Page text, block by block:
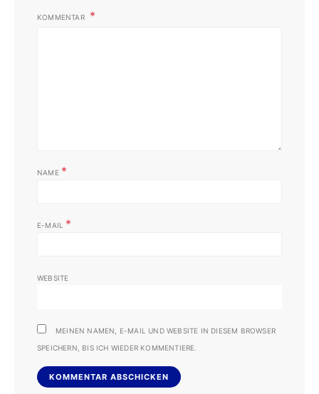
KOMMENTAR
NAME *
E-MAIL *
WEBSITE
MEINEN NAMEN, E-MAIL UND WEBSITE IN DIESEM BROWSER
SPEICHERN, BIS ICH WIEDER KOMMENTIERE.